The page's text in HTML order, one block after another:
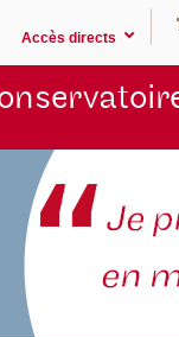
Accès directs